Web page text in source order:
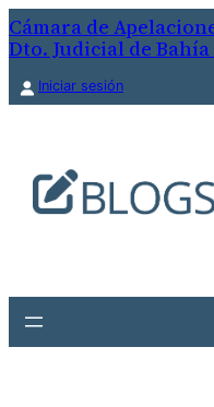
Saltar
al
contenido
Cámara de
Dto. Judicial de Bahía
Iniciar sesión